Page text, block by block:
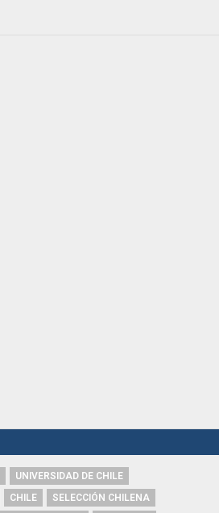
UNIVERSIDAD DE CHILE
CHILE
SELECCIÓN CHILENA